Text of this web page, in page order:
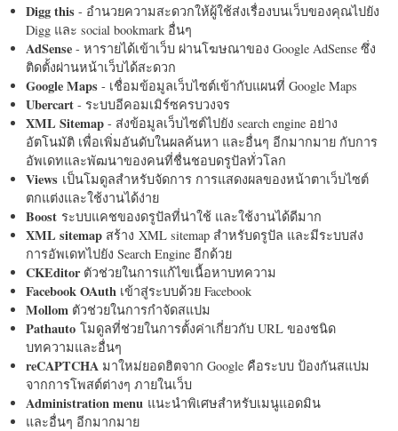
Digg this - อำนวยความสะดวกให้ผู้ใช้ส่งเรื่องบนเว็บของคุณไปยัง
Digg และ social bookmark อื่นๆ
AdSense - หารายได้เข้าเว็บ ผ่านโฆษณาของ Google AdSense ซึ่ง
ติดตั้งผ่านหน้าเว็บได้สะดวก
Google Maps - เชื่อมข้อมูลเว็บไซต์เข้ากับแผนที่ Google Maps
Ubercart - ระบบอีคอมเมิร์ซครบวงจร
XML Sitemap - ส่งข้อมูลเว็บไซต์ไปยัง search engine อย่าง
อัตโนมัติ เพื่อเพิ่มอันดับในผลค้นหา และอื่นๆ อีกมากมาย กับการ
อัพเดทและพัฒนาของคนที่ชื่นชอบดรูปัลทั่วโลก
Views เป็นโมดูลสำหรับจัดการ การแสดงผลของหน้าตาเว็บไซต์
ตกแต่งและใช้งานได้ง่าย
Boost ระบบแคชของดรูปัลที่น่าใช้ และใช้งานได้ดีมาก
XML sitemap สร้าง XML sitemap สำหรับดรูปัล และมีระบบส่ง
การอัพเดทไปยัง Search Engine อีกด้วย
CKEditorตัวช่วยในการแก้ไขเนื้อหาบทความ
Facebook OAuth เข้าสู่ระบบด้วย Facebook
Mollom ตัวช่วยในการกำจัดสแปม
Pathauto โมดูลที่ช่วยในการตั้งค่าเกี่ยวกับ URL ของชนิด
บทความและอื่นๆ
reCAPTCHA มาใหม่ยอดฮิตจาก Google คือระบบ ป้องกันสแปม
จากการโพสต์ต่างๆ ภายในเว็บ
Administration menu แนะนำพิเศษสำหรับเมนูแอดมิน
และอื่นๆ อีกมากมาย